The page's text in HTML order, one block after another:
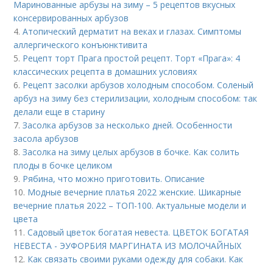
Маринованные арбузы на зиму – 5 рецептов вкусных
консервированных арбузов
4.Атопический дерматит на веках и глазах. Симптомы
аллергического конъюнктивита
5. Рецепт торт Прага простой рецепт. Торт «Прага»: 4
классических рецепта в домашних условиях
6. Рецепт засолки арбузов холодным способом. Соленый
арбуз на зиму без стерилизации, холодным способом: так
делали еще в старину
7.Засолка арбузов за несколько дней. Особенности
засола арбузов
8.Засолка на зиму целых арбузов в бочке. Как солить
плоды в бочке целиком
9. Рябина, что можно приготовить. Описание
10. Модные вечерние платья 2022 женские. Шикарные
вечерние платья 2022 – ТОП-100. Актуальные модели и
цвета
11.Садовый цветок богатая невеста. ЦВЕТОК БОГАТАЯ
НЕВЕСТА - ЭУФОРБИЯ МАРГИНАТА ИЗ МОЛОЧАЙНЫХ
12. Как связать своими руками одежду для собаки. Как